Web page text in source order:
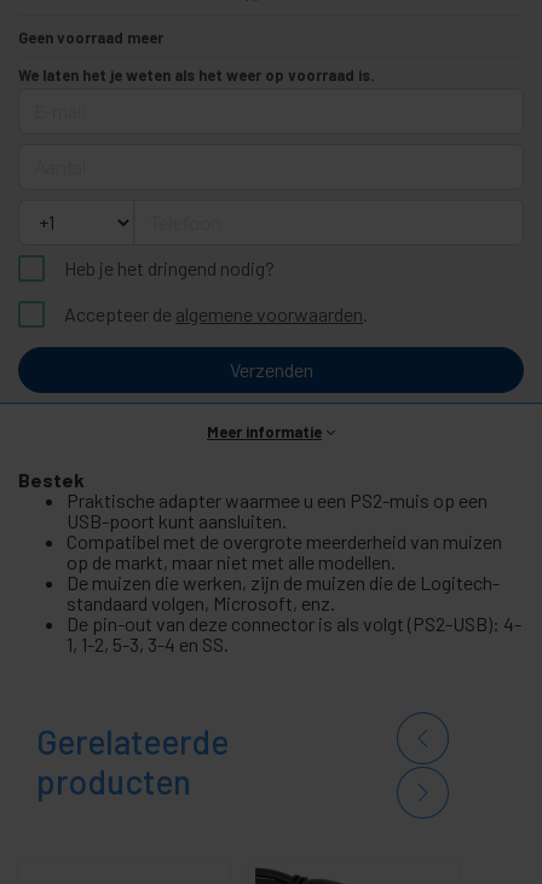
Geen voorraad meer
We laten het je weten als het weer op voorraad is.
Heb je het dringend nodig?
Accepteer de algemene voorwaarden.
Verzenden
Meer informatie
Bestek
Praktische adapter waarmee u een PS2-muis op een
USB-poort kunt aansluiten.
Compatibel met de overgrote meerderheid van muizen
op de markt, maar niet met alle modellen.
De muizen die werken, zijn de muizen die de Logitech-
standaard volgen, Microsoft, enz.
De pin-out van deze connector is als volgt (PS2-USB): 4-
1, 1-2, 5-3, 3-4 en SS.
Gerelateerde
producten